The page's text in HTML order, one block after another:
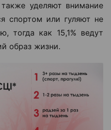
уделяют внимание
спортом или гуляют не
тогда как 15,1% ведут
образ жизни.